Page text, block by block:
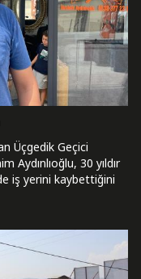
Üçgedik Geçici
Aydınlıoğlu, 30 yıldır
iş yerini kaybettiğini